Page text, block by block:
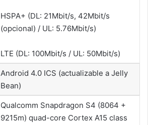
HSPA+ (DL: 21Mbit/s, 42Mbit/s
(opcional) / UL: 5.76Mbit/s)
LTE (DL: 100Mbit/s / UL: 50Mbit/s)
Android 4.0 ICS (actualizable a Jelly
Bean)
Qualcomm Snapdragon S4 (8064 +
9215m) quad-core Cortex A15 class